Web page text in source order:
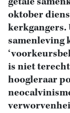
oktober
kerkgangers.
samenleving
is niet
hoogleraar